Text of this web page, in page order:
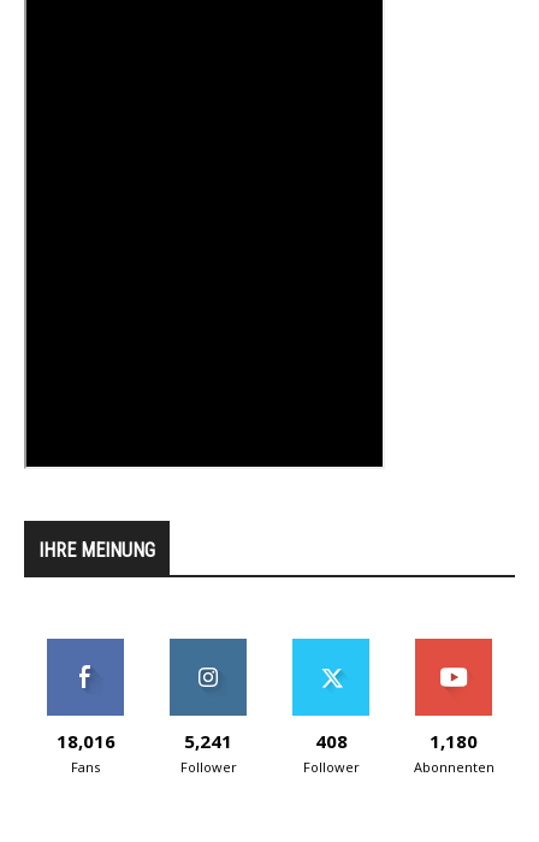
IHRE MEINUNG
18,016
Fans
5,241
Follower
408
Follower
1,180
Abonnenten